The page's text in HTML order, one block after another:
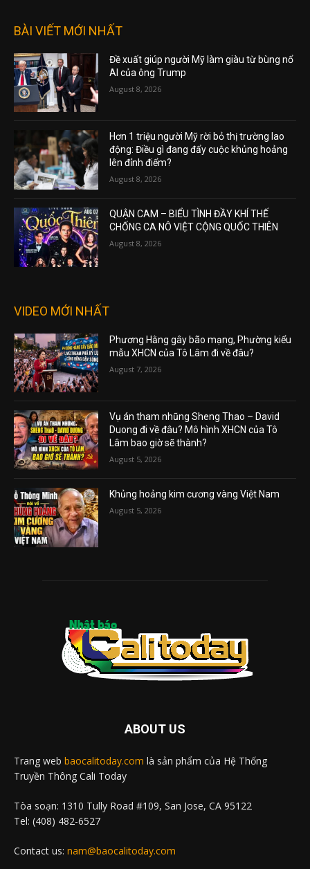
BÀI VIẾT MỚI NHẤT
Đề xuất giúp người Mỹ làm giàu từ bùng nổ
AI của ông Trump
August 8, 2026
Hơn 1 triệu người Mỹ rời bỏ thị trường lao
động: Điều gì đang đẩy cuộc khủng hoảng
lên đỉnh điểm?
August 8, 2026
QUẬN CAM – BIỂU TÌNH ĐẦY KHÍ THẾ
CHỐNG CA NÔ VIỆT CỘNG QUỐC THIÊN
August 8, 2026
VIDEO MỚI NHẤT
Phương Hằng gây bão mạng, Phường kiểu
mẫu XHCN của Tô Lâm đi về đâu?
August 7, 2026
Vụ án tham nhũng Sheng Thao – David
Duong đi về đâu? Mô hình XHCN của Tô
Lâm bao giờ sẽ thành?
August 5, 2026
Khủng hoảng kim cương vàng Việt Nam
August 5, 2026
ABOUT US
Trang web baocalitoday.com là sản phẩm của Hệ Thống
Truyền Thông Cali Today
Tòa soạn: 1310 Tully Road #109, San Jose, CA 95122
Tel: (408) 482-6527
Contact us: nam@baocalitoday.com